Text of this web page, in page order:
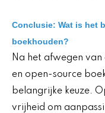
Conclusie: Wat is het
boekhouden?
Na het afwegen
en open-source
belangrijke keuze.
vrijheid om